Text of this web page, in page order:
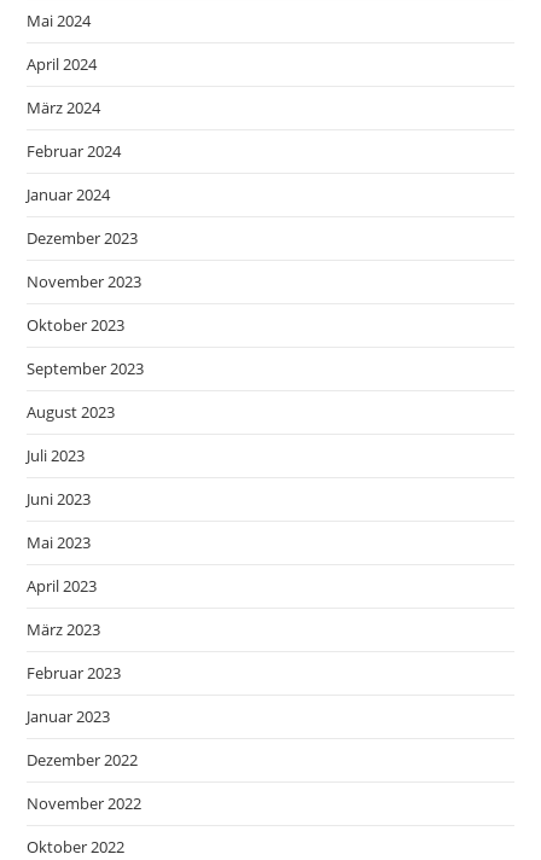
Mai 2024
April 2024
März 2024
Februar 2024
Januar 2024
Dezember 2023
November 2023
Oktober 2023
September 2023
August 2023
Juli 2023
Juni 2023
Mai 2023
April 2023
März 2023
Februar 2023
Januar 2023
Dezember 2022
November 2022
Oktober 2022